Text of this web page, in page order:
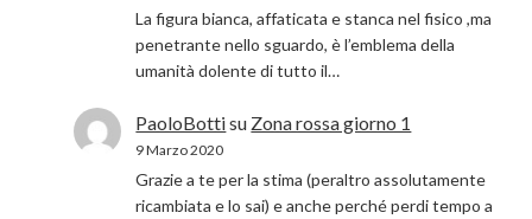
La figura bianca, affaticata e stanca nel fisico ,ma
penetrante nello sguardo, è l’emblema della
umanità dolente di tutto il…
PaoloBottisu Zona rossa giorno 1
9 Marzo 2020
Grazie a te per la stima (peraltro assolutamente
ricambiata e lo sai) e anche perché perdi tempo a